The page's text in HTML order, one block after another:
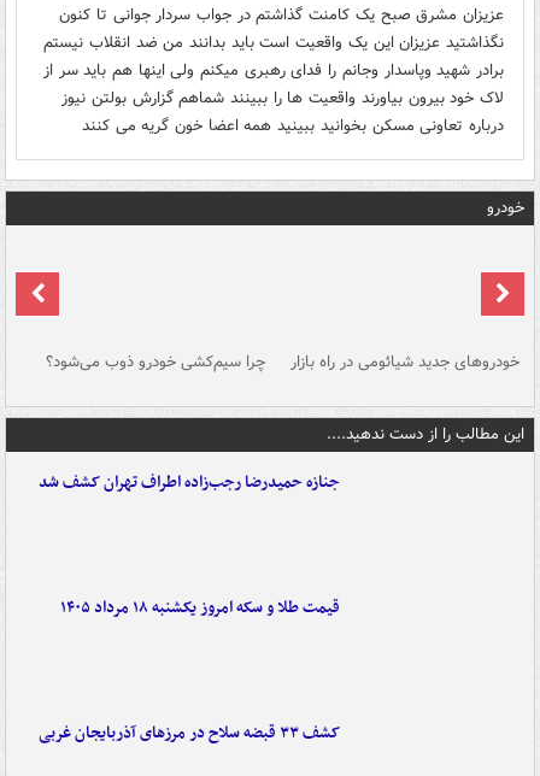
عزیزان مشرق صبح یک کامنت گذاشتم در جواب سردار جوانی تا کنون
نگذاشتید عزیزان این یک واقعیت است باید بدانند من ضد انقلاب نیستم
برادر شهید وپاسدار وجانم را فدای رهبری میکنم ولی اینها هم باید سر از
لاک خود بیرون بیاورند واقعیت ها را ببینند شماهم گزارش بولتن نیوز
درباره تعاونی مسکن بخوانید ببینید همه اعضا خون گریه می کنند
خودرو
خودروهای جدید شیائومی در راه بازار چرا سیم‌کشی خودرو ذوب می‌شود؟
این مطالب را از دست ندهید....
جنازه حمیدرضا رجب‌زاده اطراف تهران کشف شد
قیمت طلا و سکه امروز یکشنبه ۱۸ مرداد ۱۴۰۵
کشف ۳۳ قبضه سلاح در مرزهای آذربایجان غربی